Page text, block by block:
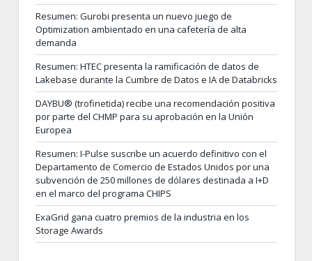
Resumen: Gurobi presenta un nuevo juego de
Optimization ambientado en una cafetería de alta
demanda
Resumen: HTEC presenta la ramificación de datos de
Lakebase durante la Cumbre de Datos e IA de Databricks
DAYBU® (trofinetida) recibe una recomendación positiva
por parte del CHMP para su aprobación en la Unión
Europea
Resumen: I-Pulse suscribe un acuerdo definitivo con el
Departamento de Comercio de Estados Unidos por una
subvención de 250 millones de dólares destinada a I+D
en el marco del programa CHIPS
ExaGrid gana cuatro premios de la industria en los
Storage Awards